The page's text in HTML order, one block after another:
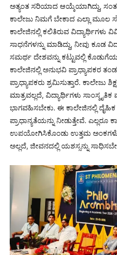
ಅತ್ಯಂತ ಸರಿಯಾದ ಆಯ್ಕೆಯಾಗಿದ್ದು,
ಕಾಲೇಜು ನಿಮಗೆ ಬೇಕಾದ ಎಲ್ಲಾ
ಕಾಲೇಜಿನಲ್ಲಿ ಕಲಿತಿರುವ ವಿದ್ಯಾರ್ಥಿಗಳು
ಸಾಧನೆಗಳನ್ನು ಮಾಡಿದ್ದು, ನೀವು ಕೂಡ
ಸಮರ್ಥ ದೇಶವನ್ನು ಕಟ್ಟುವಲ್ಲಿ
ಕಾಲೇಜಿನಲ್ಲಿ ಅನುಭವಿ ಪ್ರಾಧ್ಯಾಪಕರ
ಪ್ರಾಧ್ಯಾಪಕರು ಶ್ರಮಿಸುತ್ತಾರೆ. ಕಾಲೇಜು
ಮಾತ್ರವಲ್ಲದೆ, ವಿದ್ಯಾರ್ಥಿಗಳು
ಭಾಗವಹಿಸಬೇಕು. ಈ ಕಾಲೇಜಿನಲ್ಲಿ
ಪ್ರಾಧಾನ್ಯತೆಯನ್ನು ನೀಡುತ್ತೇವೆ.
ಉಪಯೋಗಿಸಿಕೊಂಡು ಉತ್ತಮ
ಅಲ್ಲದೆ, ಜೀವನದಲ್ಲಿ ಯಶಸ್ಸನ್ನು